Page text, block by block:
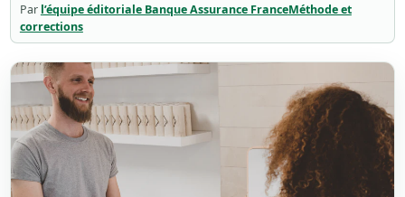
Par l’équipe éditoriale Banque Assurance FranceMéthode et
corrections